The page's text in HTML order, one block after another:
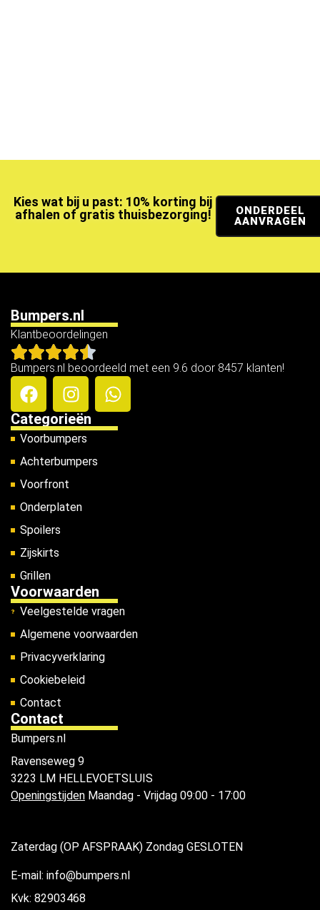
Kies wat bij u past: 10% korting bij
afhalen of gratis thuisbezorging!
ONDERDEEL
AANVRAGEN
Bumpers.nl
Klantbeoordelingen
Bumpers.nl beoordeeld met een 9.6 door 8457 klanten!
Categorieën
Voorbumpers
Achterbumpers
Voorfront
Onderplaten
Spoilers
Zijskirts
Grillen
Voorwaarden
Veelgestelde vragen
Algemene voorwaarden
Privacyverklaring
Cookiebeleid
Contact
Contact
Bumpers.nl
Ravenseweg 9
3223 LM HELLEVOETSLUIS
Openingstijden Maandag - Vrijdag 09:00 - 17:00
Zaterdag (OP AFSPRAAK) Zondag GESLOTEN
E-mail: info@bumpers.nl
Kvk: 82903468